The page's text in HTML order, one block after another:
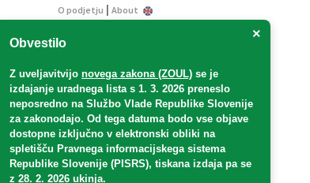
×
Obvestilo
Z uveljavitvijo novega zakona (ZOUL) se je
izdajanje uradnega lista s 1. 3. 2026 preneslo
neposredno na Službo Vlade Republike Slovenije
za zakonodajo. Od tega datuma bodo vse objave
dostopne izključno v elektronski obliki na
spletišču Pravnega informacijskega sistema
Republike Slovenije (PISRS), tiskana izdaja pa se
z 28. 2. 2026 ukinja.
O podjetju | About
Informacije javnega
Oglaševanje
Splošni pogoji
Izjava o varstvu osebnih
podatkov
E-dražbe